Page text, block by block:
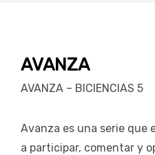
AVANZA
AVANZA – BICIENCIAS 5
Avanza es una serie que
a participar, comentar y